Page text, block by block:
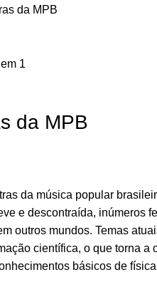
da MPB
da MPB
da música popular
e descontraída, inúmeros
outros mundos. Temas
científica, o que torna
básicos de